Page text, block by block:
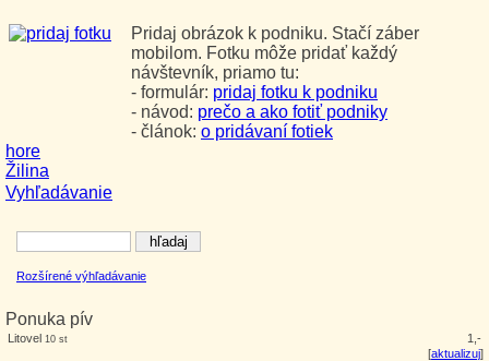
Vyhľadávanie
Rozšírené výhľadávanie
Ponuka pív
Litovel 10 st
1,-
[aktualizuj]
Pridaj obrázok k podniku. Stačí záber
mobilom. Fotku môže pridať každý
návštevník, priamo tu:
- formulár: pridaj fotku k podniku
- návod: prečo a ako fotiť podniky
- článok: o pridávaní fotiek
hore
Žilina